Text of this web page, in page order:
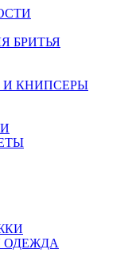
БРИТЬЯ
КНИПСЕРЫ